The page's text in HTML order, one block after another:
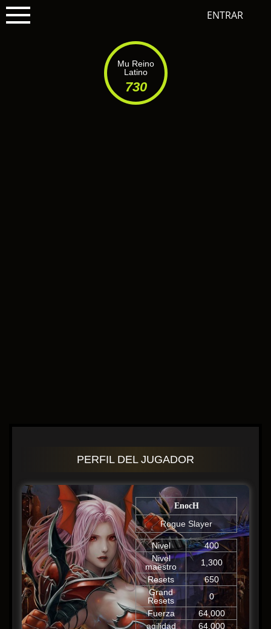
ENTRAR
Mu Reino
Latino
730
PERFIL DEL JUGADOR
EnocH
Rogue Slayer
Nivel
400
Nivel
maestro
1,300
Resets
650
Grand
Resets
0
Fuerza
64,000
agilidad
64,000